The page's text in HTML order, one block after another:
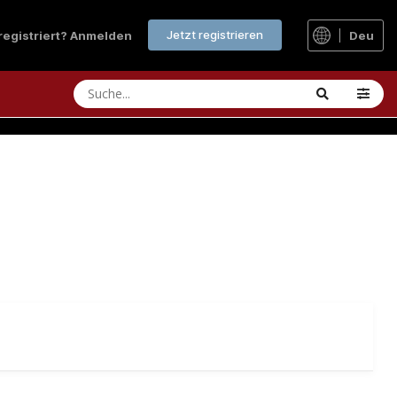
Anmelden Jetzt registrieren Deu
Sekunden Schnellentlüften